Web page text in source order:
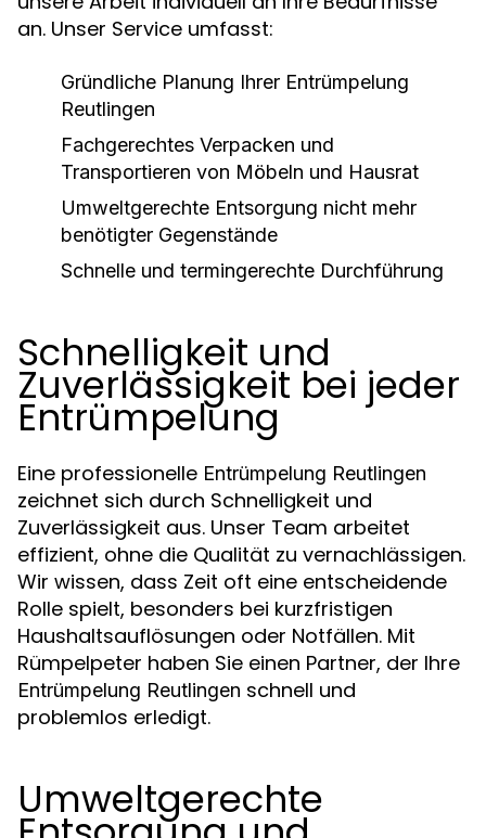
an. Unser Service umfasst:
Gründliche Planung Ihrer Entrümpelung
Reutlingen
Fachgerechtes Verpacken und
Transportieren von Möbeln und Hausrat
Umweltgerechte Entsorgung nicht mehr
benötigter Gegenstände
Schnelle und termingerechte Durchführung
Schnelligkeit und
Zuverlässigkeit bei jeder
Entrümpelung
Eine professionelle Entrümpelung Reutlingen
zeichnet sich durch Schnelligkeit und
Zuverlässigkeit aus. Unser Team arbeitet
effizient, ohne die Qualität zu vernachlässigen.
Wir wissen, dass Zeit oft eine entscheidende
Rolle spielt, besonders bei kurzfristigen
Haushaltsauflösungen oder Notfällen. Mit
Rümpelpeter haben Sie einen Partner, der Ihre
Entrümpelung Reutlingen schnell und
problemlos erledigt.
Umweltgerechte